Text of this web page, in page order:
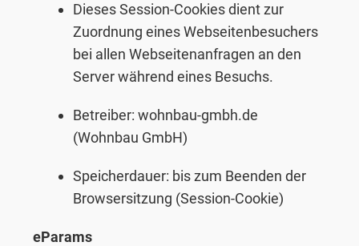
Dieses Session-Cookies dient zur
Zuordnung eines Webseitenbesuchers
bei allen Webseitenanfragen an den
Server während eines Besuchs.
Betreiber: wohnbau-gmbh.de
(Wohnbau GmbH)
Speicherdauer: bis zum Beenden der
Browsersitzung (Session-Cookie)
eParams